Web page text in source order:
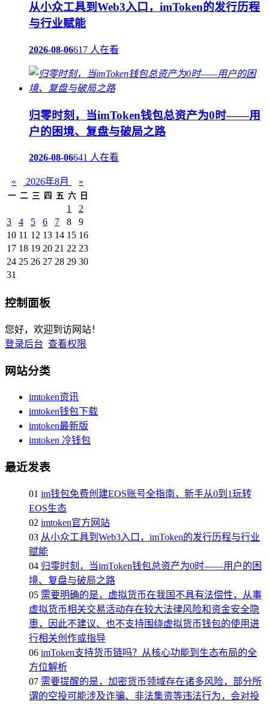
从小众工具到Web3入口，imToken的发行历程
与行业赋能
2026-08-06617 人在看
归零时刻，当imToken钱包总资产为0时——用
户的困境、复盘与破局之路
2026-08-06641 人在看
« 2026年8月 »
一 二 三 四 五 六 日
1
2
3
4 5 6 7 8
9
10 11 12 13 14 15 16
17 18 19 20 21 22 23
24 25 26 27 28 29 30
31
控制面板
您好，欢迎到访网站！
登录后台 查看权限
网站分类
imtoken资讯
imtoken钱包下载
imtoken最新版
imtoken 冷钱包
最近发表
01 im钱包免费创建EOS账号全指南，新手从0到1玩转
EOS生态
02 imtoken官方网站
03 从小众工具到Web3入口，imToken的发行历程与行业
赋能
04 归零时刻，当imToken钱包总资产为0时——用户的困
境、复盘与破局之路
05 需要明确的是，虚拟货币在我国不具有法偿性，从事
虚拟货币相关交易活动存在较大法律风险和资金安全隐
患，因此不建议、也不支持围绕虚拟货币钱包的使用进
行相关创作或指导
06 imToken支持货币链吗？从核心功能到生态布局的全
方位解析
07 需要提醒的是，加密货币领域存在诸多风险，部分所
谓的空投可能涉及诈骗、非法集资等违法行为，会对投